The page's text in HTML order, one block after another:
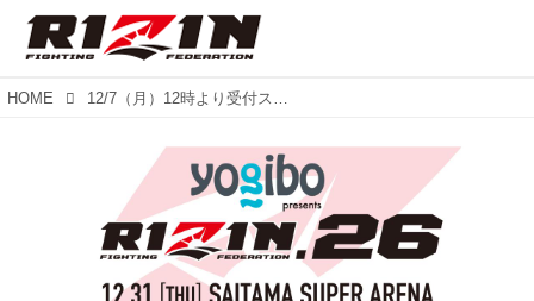
HOME 12/7（月）12時より受付スタート！Yogibo presents RIZIN.26 プレイガイド先行チケット